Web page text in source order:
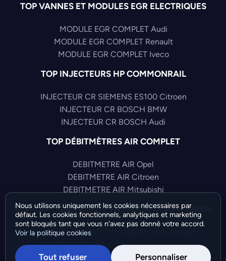
TOP VANNES ET MODULES EGR ELECTRIQUES
MODULE EGR COMPLET Audi
MODULE EGR COMPLET Renault
MODULE EGR COMPLET Iveco
TOP INJECTEURS HP COMMONRAIL
INJECTEUR CR SIEMENS ES100 Citroen
INJECTEUR CR BOSCH BMW
INJECTEUR CR BOSCH Audi
TOP DÉBITMÈTRES AIR COMPLET
DEBITMETRE AIR Opel
DEBITMETRE AIR Citroen
DEBITMETRE AIR Mitsubishi
TOP CAPTEURS HAUTE PRESSION COMMONRAIL
CAPTEUR PRESS COMMONRAIL Alfa-Romeo
CAPTEUR PRESS COMMONRAIL Iveco
CAPTEUR PRESS COMMONRAIL Audi
Nous utilisons uniquement les cookies nécessaires par
défaut. Les cookies fonctionnels, analytiques et marketing
sont bloqués tant que vous n'avez pas donné votre accord.
Voir la politique cookies
Tout refuser Personnaliser